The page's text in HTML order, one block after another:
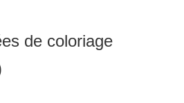
de coloriage